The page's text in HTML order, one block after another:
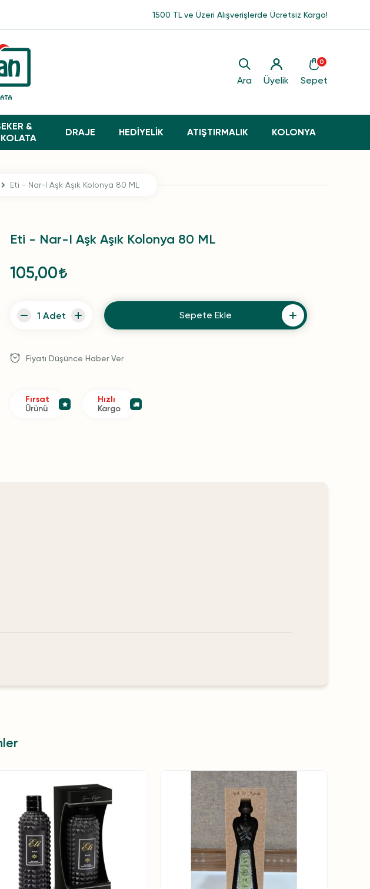
Ara Üyelik
0
Sepet
&
DRAJE HEDİYELİK ATIŞTIRMALIK KOLONYA
1500 TL ve Üzeri Alışverişlerde Ücretsiz Kargo!
Eti - Nar-I Aşk Aşık Kolonya 80 ML
Eti - Nar-I Aşk Aşık Kolonya 80 ML
105,00
Sepete Ekle
Fiyatı Düşünce Haber Ver
Fırsat
Ürünü
Hızlı
Kargo